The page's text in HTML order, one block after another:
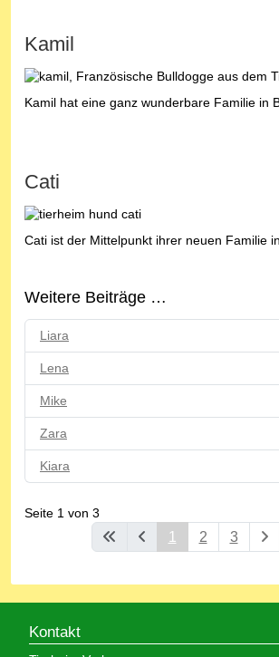
Kamil
Kamil hat eine ganz wunderbare Familie in
Cati
Cati ist der Mittelpunkt ihrer neuen Familie
Weitere Beiträge …
Liara
Lena
Mike
Zara
Kiara
Seite 1 von 3
1 2 3
Kontakt